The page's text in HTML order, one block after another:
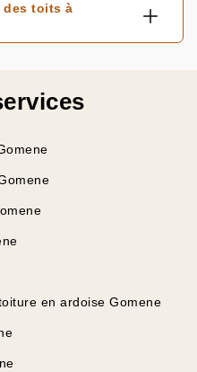
des toits à
en ardoise Gomene